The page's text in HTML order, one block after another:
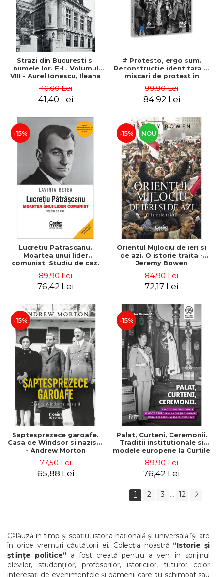
Strazi din Bucuresti si
numele lor. E-L. Volumul
VIII - Aurel Ionescu, Ileana
46,00 Lei
41,40 Lei
# Protesto, ergo sum.
Reconstructie identitara si
miscari de protest in
Alina-Simona Popescu
99,90 Lei
84,92 Lei
-15%
Lucretiu Patrascanu.
Moartea unui lider
comunist. Studiu de caz.
adaugita - Lavinia Betea
89,90 Lei
76,42 Lei
-15% NOU
Orientul Mijlociu de ieri si
de azi. O istorie traita -
Jeremy Bowen
84,90 Lei
72,17 Lei
-15%
Saptesprezece garoafe.
Casa de Windsor si nazistii
- Andrew Morton
77,50 Lei
65,88 Lei
-15%
Palat, Curteni, Ceremonii.
Traditii institutionale si
modele europene la Curtile
lea, 1927–1947 - Tudor
Visan-Miu
89,90 Lei
76,42 Lei
1 2 3 ... 12
Călăuză în timp și spațiu, istoria națională și universală își are
în orice vremuri căutătorii ei. Colecția noastră “Istorie și
științe politice” a fost creată pentru a veni în sprijinul
elevilor, studenților, profesorilor, istoricilor, tuturor celor
interesați de evenimentele și oamenii care au schimbat sau